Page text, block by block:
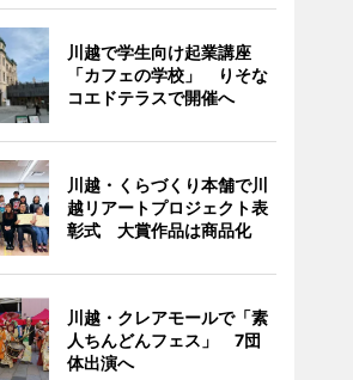
川越で学生向け起業講座
「カフェの学校」 りそな
コエドテラスで開催へ
川越・くらづくり本舗で川
越リアートプロジェクト表
彰式 大賞作品は商品化
川越・クレアモールで「素
人ちんどんフェス」 7団
体出演へ